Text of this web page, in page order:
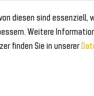
diesen sind essenziell,
Weitere
finden Sie in unserer